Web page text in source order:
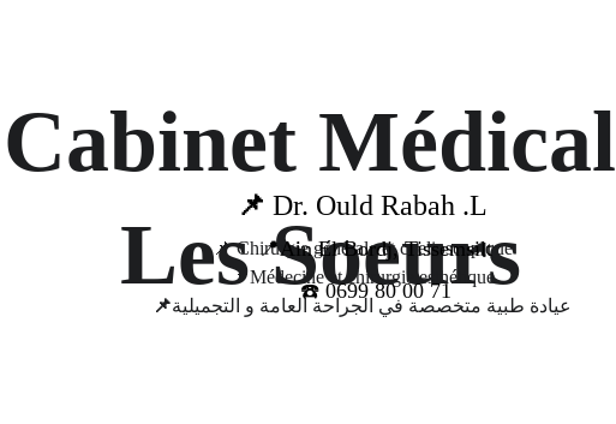
Cabinet Médical
Les Soeurs
📌 Dr. Ould Rabah .L
📌 Chirurgie générale et coelioscopique
📌Médecine et chirurgie esthétique
📌عيادة طبية متخصصة في الجراحة العامة و التجميلية
📍Ain El Bordj, Tissemsilt
☎️ 0699 80 00 71